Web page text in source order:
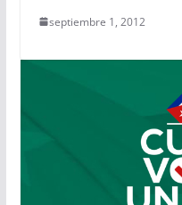
septiembre 1, 2012